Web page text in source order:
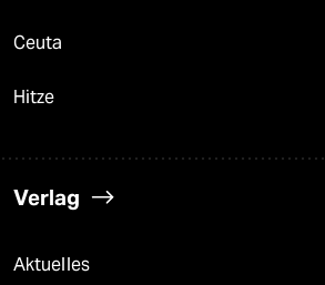
Ceuta
Hitze
Verlag
Aktuelles